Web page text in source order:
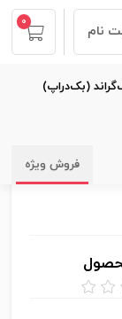
نام
0
(بک‌دراپ)
فروش ویژه